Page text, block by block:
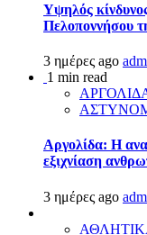
Υψηλός
Πελοποννήσου
3 ημέρες ago
1 min read
Αργολίδα: Η
εξιχνίαση
3 ημέρες ago